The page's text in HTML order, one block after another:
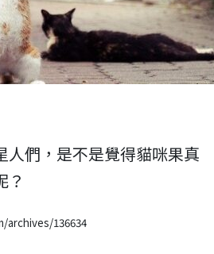
人們，是不是覺得貓咪果真
？
archives/136634